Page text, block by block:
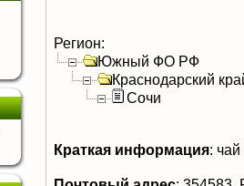
Регион:
Южный ФО РФ
Краснодарский
Сочи
Краткая информация: чай